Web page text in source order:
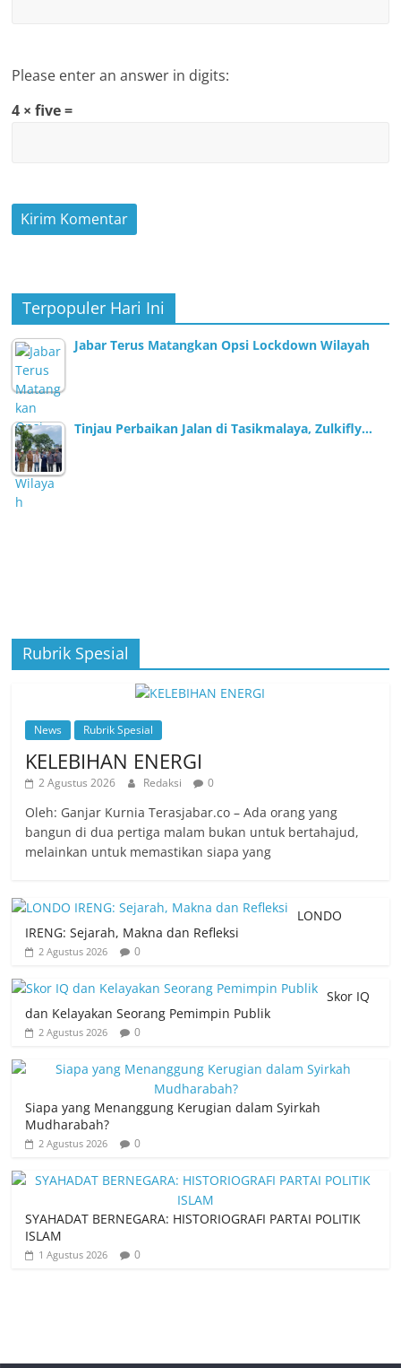
Please enter an answer in digits:
4 × five =
Terpopuler Hari Ini
Jabar Terus Matangkan Opsi Lockdown Wilayah
Tinjau Perbaikan Jalan di Tasikmalaya, Zulkifly…
Rubrik Spesial
News Rubrik Spesial
KELEBIHAN ENERGI
2 Agustus 2026 Redaksi 0
Oleh: Ganjar Kurnia Terasjabar.co – Ada orang yang
bangun di dua pertiga malam bukan untuk bertahajud,
melainkan untuk memastikan siapa yang
LONDO
IRENG: Sejarah, Makna dan Refleksi
2 Agustus 2026 0
Skor IQ
dan Kelayakan Seorang Pemimpin Publik
2 Agustus 2026 0
Siapa yang Menanggung Kerugian dalam Syirkah
Mudharabah?
2 Agustus 2026 0
SYAHADAT BERNEGARA: HISTORIOGRAFI PARTAI POLITIK
ISLAM
1 Agustus 2026 0